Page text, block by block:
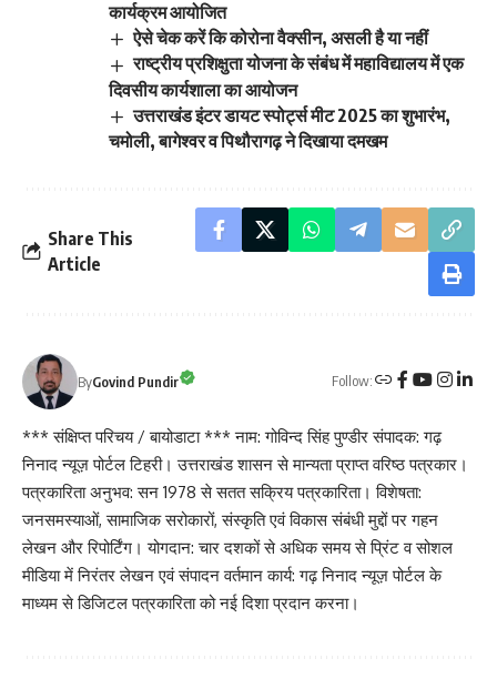
कार्यक्रम आयोजित
ऐसे चेक करें कि कोरोना वैक्सीन, असली है या नहीं
राष्ट्रीय प्रशिक्षुता योजना के संबंध में महाविद्यालय में एक
दिवसीय कार्यशाला का आयोजन
उत्तराखंड इंटर डायट स्पोर्ट्स मीट 2025 का शुभारंभ,
चमोली, बागेश्वर व पिथौरागढ़ ने दिखाया दमखम
Share This
Article
ByGovind Pundir Follow:
*** संक्षिप्त परिचय / बायोडाटा *** नाम: गोविन्द सिंह पुण्डीर संपादक: गढ़
निनाद न्यूज़ पोर्टल टिहरी। उत्तराखंड शासन से मान्यता प्राप्त वरिष्ठ पत्रकार।
पत्रकारिता अनुभव: सन 1978 से सतत सक्रिय पत्रकारिता। विशेषता:
जनसमस्याओं, सामाजिक सरोकारों, संस्कृति एवं विकास संबंधी मुद्दों पर गहन
लेखन और रिपोर्टिंग। योगदान: चार दशकों से अधिक समय से प्रिंट व सोशल
मीडिया में निरंतर लेखन एवं संपादन वर्तमान कार्य: गढ़ निनाद न्यूज़ पोर्टल के
माध्यम से डिजिटल पत्रकारिता को नई दिशा प्रदान करना।